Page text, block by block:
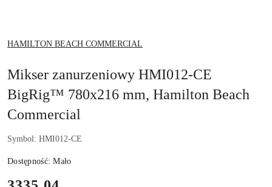
NAZWA
PRODUCENTA:
HAMILTON BEACH COMMERCIAL
Mikser zanurzeniowy HMI012-CE
BigRig™ 780x216 mm, Hamilton Beach
Commercial
Symbol: HMI012-CE
Dostępność:Mało